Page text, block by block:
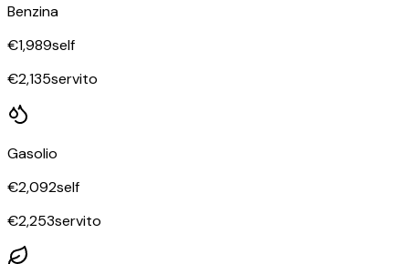
Benzina
€1,989self
€2,135servito
Gasolio
€2,092self
€2,253servito